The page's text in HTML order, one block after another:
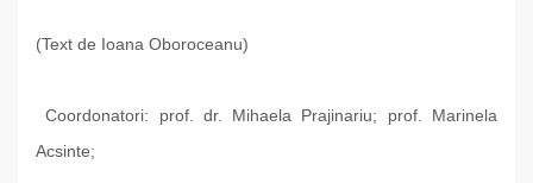
(Text de Ioana Oboroceanu)
Coordonatori: prof. dr. Mihaela Prajinariu; prof. Marinela
Acsinte;